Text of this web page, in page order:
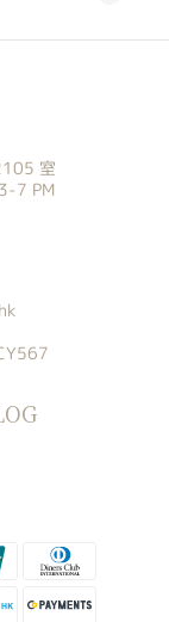
室
7 PM